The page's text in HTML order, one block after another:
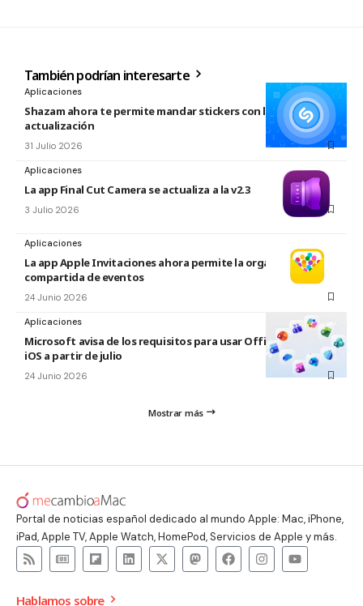
También podrían interesarte
Aplicaciones
Shazam ahora te permite mandar stickers con la nueva
actualización
31 Julio 2026
Aplicaciones
La app Final Cut Camera se actualiza a la v2.3
3 Julio 2026
Aplicaciones
La app Apple Invitaciones ahora permite la organización
compartida de eventos
24 Junio 2026
Aplicaciones
Microsoft avisa de los requisitos para usar Office en macOS y
iOS a partir de julio
24 Junio 2026
Mostrar más
Portal de noticias español dedicado al mundo Apple: Mac, iPhone,
iPad, Apple TV, Apple Watch, HomePod, Servicios de Apple y más.
Hablamos sobre